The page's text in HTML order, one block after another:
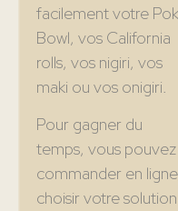
facilement votre
Bowl, vos California
rolls, vos nigiri, vos
maki ou vos onigiri.
Pour gagner du
temps, vous pouvez
commander en
choisir votre solution